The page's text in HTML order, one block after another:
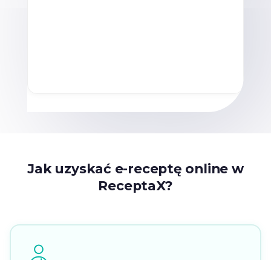
Jak uzyskać e-receptę online w
ReceptaX?